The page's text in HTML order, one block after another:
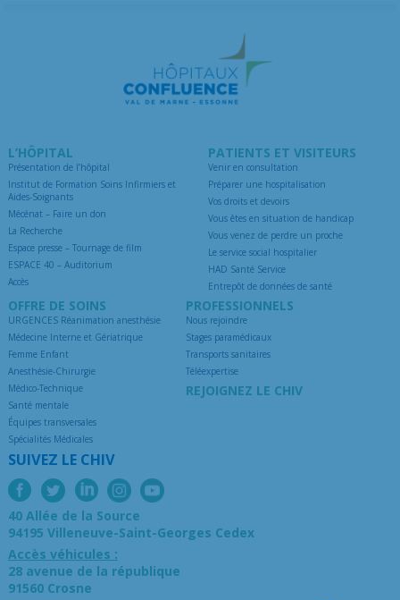
L’HÔPITAL
Présentation de l’hôpital
Institut de Formation Soins Infirmiers et
Aides-Soignants
Mécénat – Faire un don
La Recherche
Espace presse – Tournage de film
ESPACE 40 – Auditorium
Accès
PATIENTS ET VISITEURS
Venir en consultation
Préparer une hospitalisation
Vos droits et devoirs
Vous êtes en situation de handicap
Vous venez de perdre un proche
Le service social hospitalier
HAD Santé Service
Entrepôt de données de santé
OFFRE DE SOINS
URGENCES Réanimation anesthésie
Médecine Interne et Gériatrique
Femme Enfant
Anesthésie-Chirurgie
Médico-Technique
Santé mentale
Équipes transversales
Spécialités Médicales
PROFESSIONNELS
Nous rejoindre
Stages paramédicaux
Transports sanitaires
Téléexpertise
REJOIGNEZ LE CHIV
SUIVEZ LE CHIV
40 Allée de la Source
94195 Villeneuve-Saint-Georges Cedex
Accès véhicules :
28 avenue de la république
91560 Crosne